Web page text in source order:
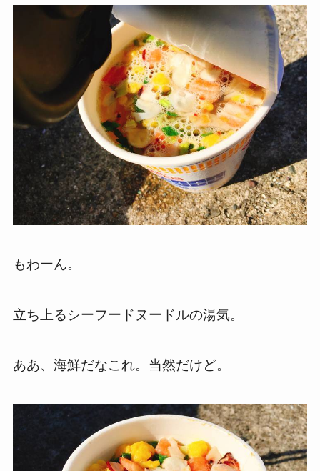
もわーん。
立ち上るシーフードヌードルの湯気。
ああ、海鮮だなこれ。当然だけど。